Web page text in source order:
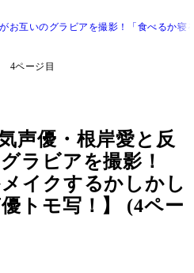
お互いのグラビアを撮影！「食べるか
4ページ目
声優・根岸愛と反
ラビアを撮影！
イクするかしかし
トモ写！】 (4ペー